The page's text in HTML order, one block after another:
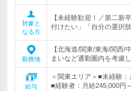
対象と
なる方
【未経験歓迎！／第二新
付けたい」「自分の選択
勤務地
【北海道/関東/東海/関西
まいなど通勤圏内を考慮
給与
＜関東エリア＞■未経験
■経験者：月給245,000円